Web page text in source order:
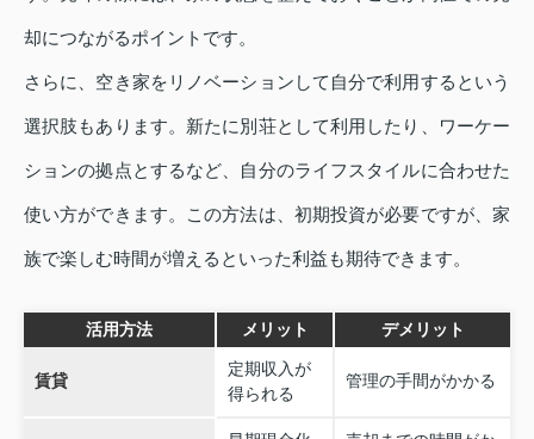
却につながるポイントです。
さらに、空き家をリノベーションして自分で利用するという
選択肢もあります。新たに別荘として利用したり、ワーケー
ションの拠点とするなど、自分のライフスタイルに合わせた
使い方ができます。この方法は、初期投資が必要ですが、家
族で楽しむ時間が増えるといった利益も期待できます。
活用方法 メリット デメリット
賃貸
定期収入が
得られる
管理の手間がかかる